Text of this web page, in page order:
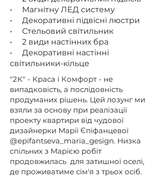
• Магнітну ЛЕД систему
• Декоративні підвісні люстри
• Стельовий світильник
• 2 види настінних бра
• Декоративні настінні
світильники-кільце
"2К" - Краса і Комфорт - не
випадковість, а послідовність
продуманих рішень. Цей лозунг ми
взяли за основу при реалізації
проекту квартири від чудової
дизайнерки Марії Єпіфанцевої
@epifantseva_maria_gesign. Низка
спільних з Марією робіт
продовжилась для затишної оселі,
де проживатиме сім'я з трьох осіб.